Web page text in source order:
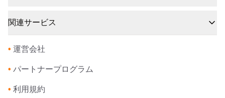
関連サービス
• 運営会社
• パートナープログラム
• 利用規約